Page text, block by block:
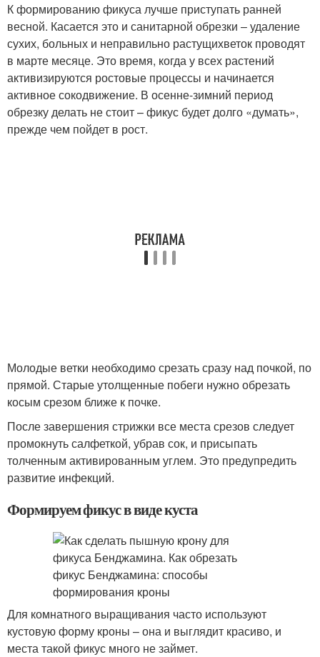
К формированию фикуса лучше приступать ранней
весной. Касается это и санитарной обрезки – удаление
сухих, больных и неправильно растущихветок проводят
в марте месяце. Это время, когда у всех растений
активизируются ростовые процессы и начинается
активное сокодвижение. В осенне-зимний период
обрезку делать не стоит – фикус будет долго «думать»,
прежде чем пойдет в рост.
Молодые ветки необходимо срезать сразу над почкой, по
прямой. Старые утолщенные побеги нужно обрезать
косым срезом ближе к почке.
После завершения стрижки все места срезов следует
промокнуть салфеткой, убрав сок, и присыпать
толченным активированным углем. Это предупредить
развитие инфекций.
Формируем фикус в виде куста
Для комнатного выращивания часто используют
кустовую форму кроны – она и выглядит красиво, и
места такой фикус много не займет.